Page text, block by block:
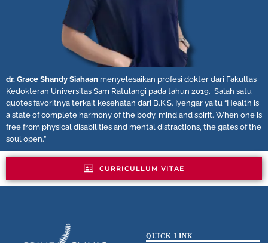
dr. Grace Shandy Siahaan menyelesaikan profesi dokter dari Fakultas
Kedokteran Universitas Sam Ratulangi pada tahun 2019. Salah satu
quotes favoritnya terkait kesehatan dari B.K.S. Iyengar yaitu “Health is
a state of complete harmony of the body, mind and spirit. When one is
free from physical disabilities and mental distractions, the gates of the
soul open.”
CURRICULLUM VITAE
QUICK LINK